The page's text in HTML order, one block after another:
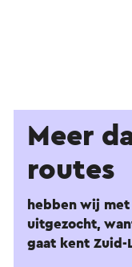
Meer
routes
hebben wij
uitgezocht,
gaat kent Zuid-